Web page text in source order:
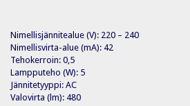
Nimellisjännitealue (V): 220 – 240
Nimellisvirta-alue (mA): 42
Tehokerroin: 0,5
Lampputeho (W): 5
Jännitetyyppi: AC
Valovirta (lm): 480